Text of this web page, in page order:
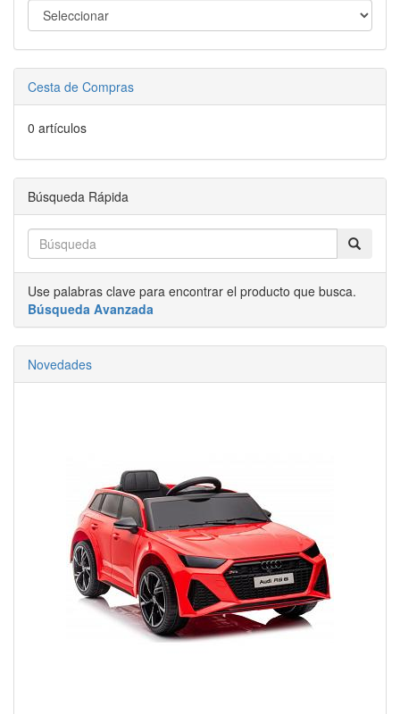
Cesta de Compras
0 artículos
Búsqueda Rápida
Use palabras clave para encontrar el producto que busca.
Búsqueda Avanzada
Novedades